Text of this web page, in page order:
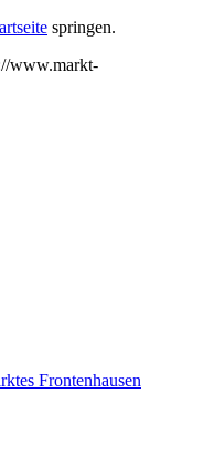
springen.
www.markt-